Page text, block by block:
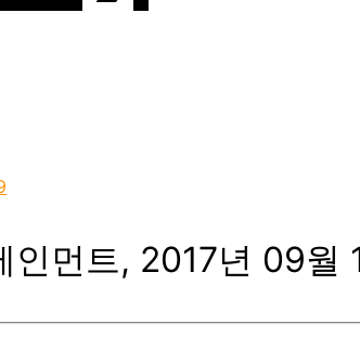
먼트, 2017년 09월